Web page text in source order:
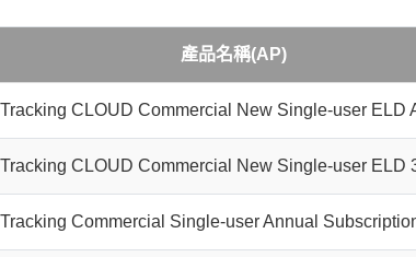
產品名稱(AP)
CLOUD Commercial New Single-user ELD
CLOUD Commercial New Single-user ELD
Commercial Single-user Annual